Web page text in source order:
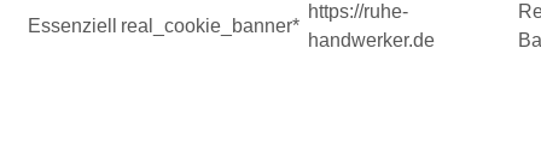
Essenziell real_cookie_banner*
https://ruhe-
handwerker.de